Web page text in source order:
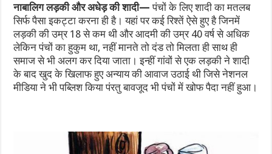
नाबालिग लड़की और अधेड़ की शादी— पंचों के लिए शादी का मतलब
सिर्फ पैसा इकट्टा करना ही है। यहां पर कई रिश्तें ऐसे हुए है जिनमें
लड़की की उम्र 18 से कम थी और आदमी की उम्र 40 वर्ष से अधिक
लेकिन पंचों का हुकुम था, नहीं मानते तो दंड तो मिलता ही साथ ही
समाज से भी अलग कर दिया जाता। इन्हीं गांवों से एक लड़की ने शादी
के बाद खुद के खिलाफ हुए अन्याय की आवाज उठाई थी जिसे नेशनल
मीडिया ने भी पब्लिश किया पंरतु बावजूद भी पंचों में खोफ पैदा नहीं हुआ।